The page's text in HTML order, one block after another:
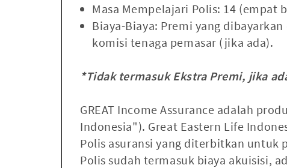
Masa Mempelajari Polis: 14
Biaya-Biaya: Premi yang
komisi tenaga pemasar (jika ada).
*Tidak termasuk Ekstra Premi, jika
GREAT Income Assurance adalah
Indonesia"). Great Eastern Life
Polis asuransi yang diterbitkan untuk
Polis sudah termasuk biaya akuisisi,